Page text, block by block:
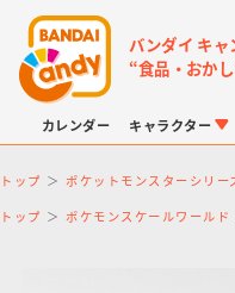
バンダイ キャ
“食品・おか
カレンダー キャラクター
トップ ポケットモンスターシリー
トップ ポケモンスケールワールド